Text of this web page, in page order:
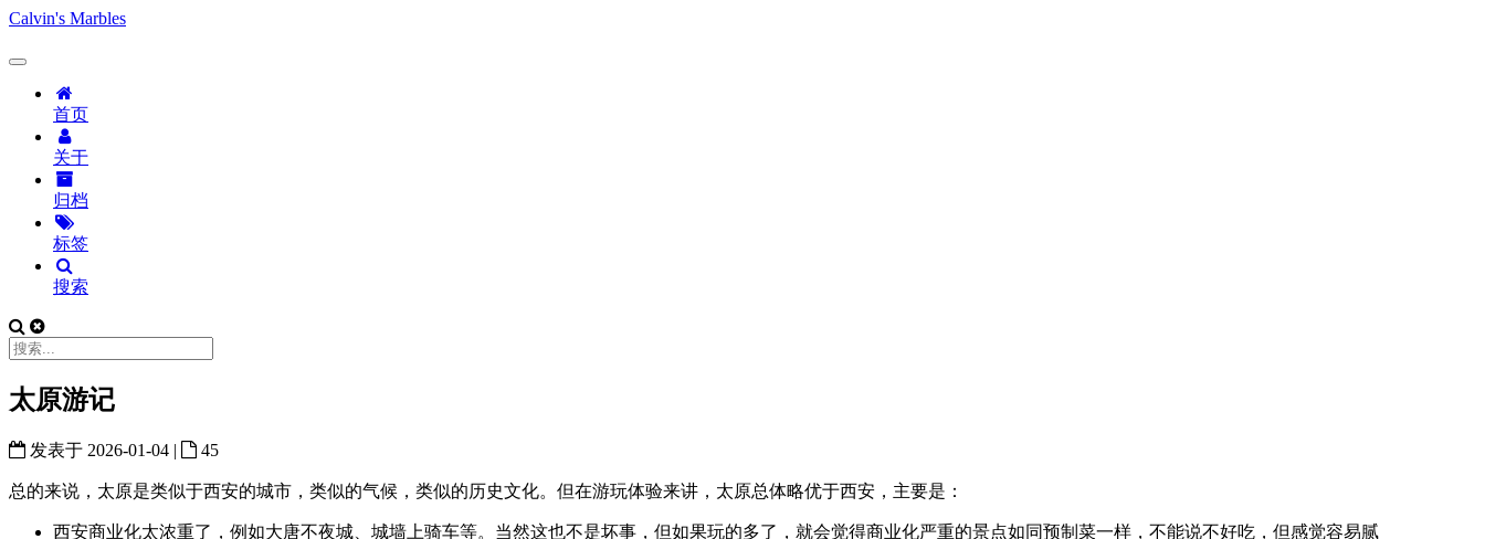
Calvin's Marbles
首页
关于
归档
标签
搜索
太原游记
发表于 2026-01-04 | 45
总的来说，太原是类似于西安的城市，类似的气候，类似的历史文化。但在游玩体验来讲，太原总体略优于西安，主要是：
西安商业化太浓重了，例如大唐不夜城、城墙上骑车等。当然这也不是坏事，但如果玩的多了，就会觉得商业化严重的景点如同预制菜一样，不能说不好吃，但感觉容易腻